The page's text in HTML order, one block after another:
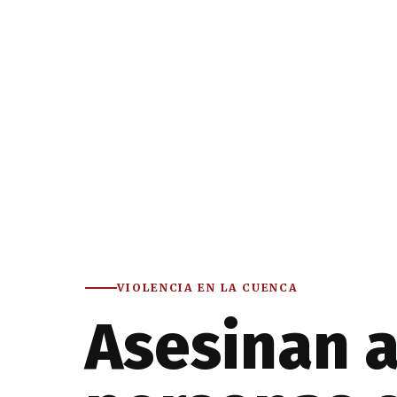
VIOLENCIA EN LA CUENCA
Asesinan